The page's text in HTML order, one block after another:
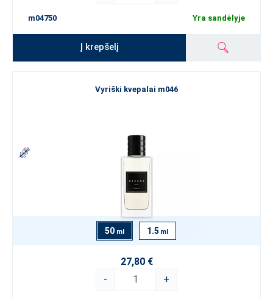
m04750 Yra sandėlyje
Į krepšelį
Vyriški kvepalai m046
50 ml 1.5 ml
27,80 €
-
+